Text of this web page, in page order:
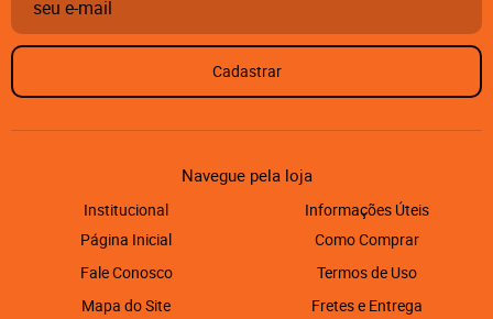
Cadastrar
Navegue pela loja
Institucional
Página Inicial
Fale Conosco
Mapa do Site
Informações Úteis
Como Comprar
Termos de Uso
Fretes e Entrega